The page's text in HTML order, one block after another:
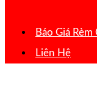
Báo Giá Rèm
Liên Hệ